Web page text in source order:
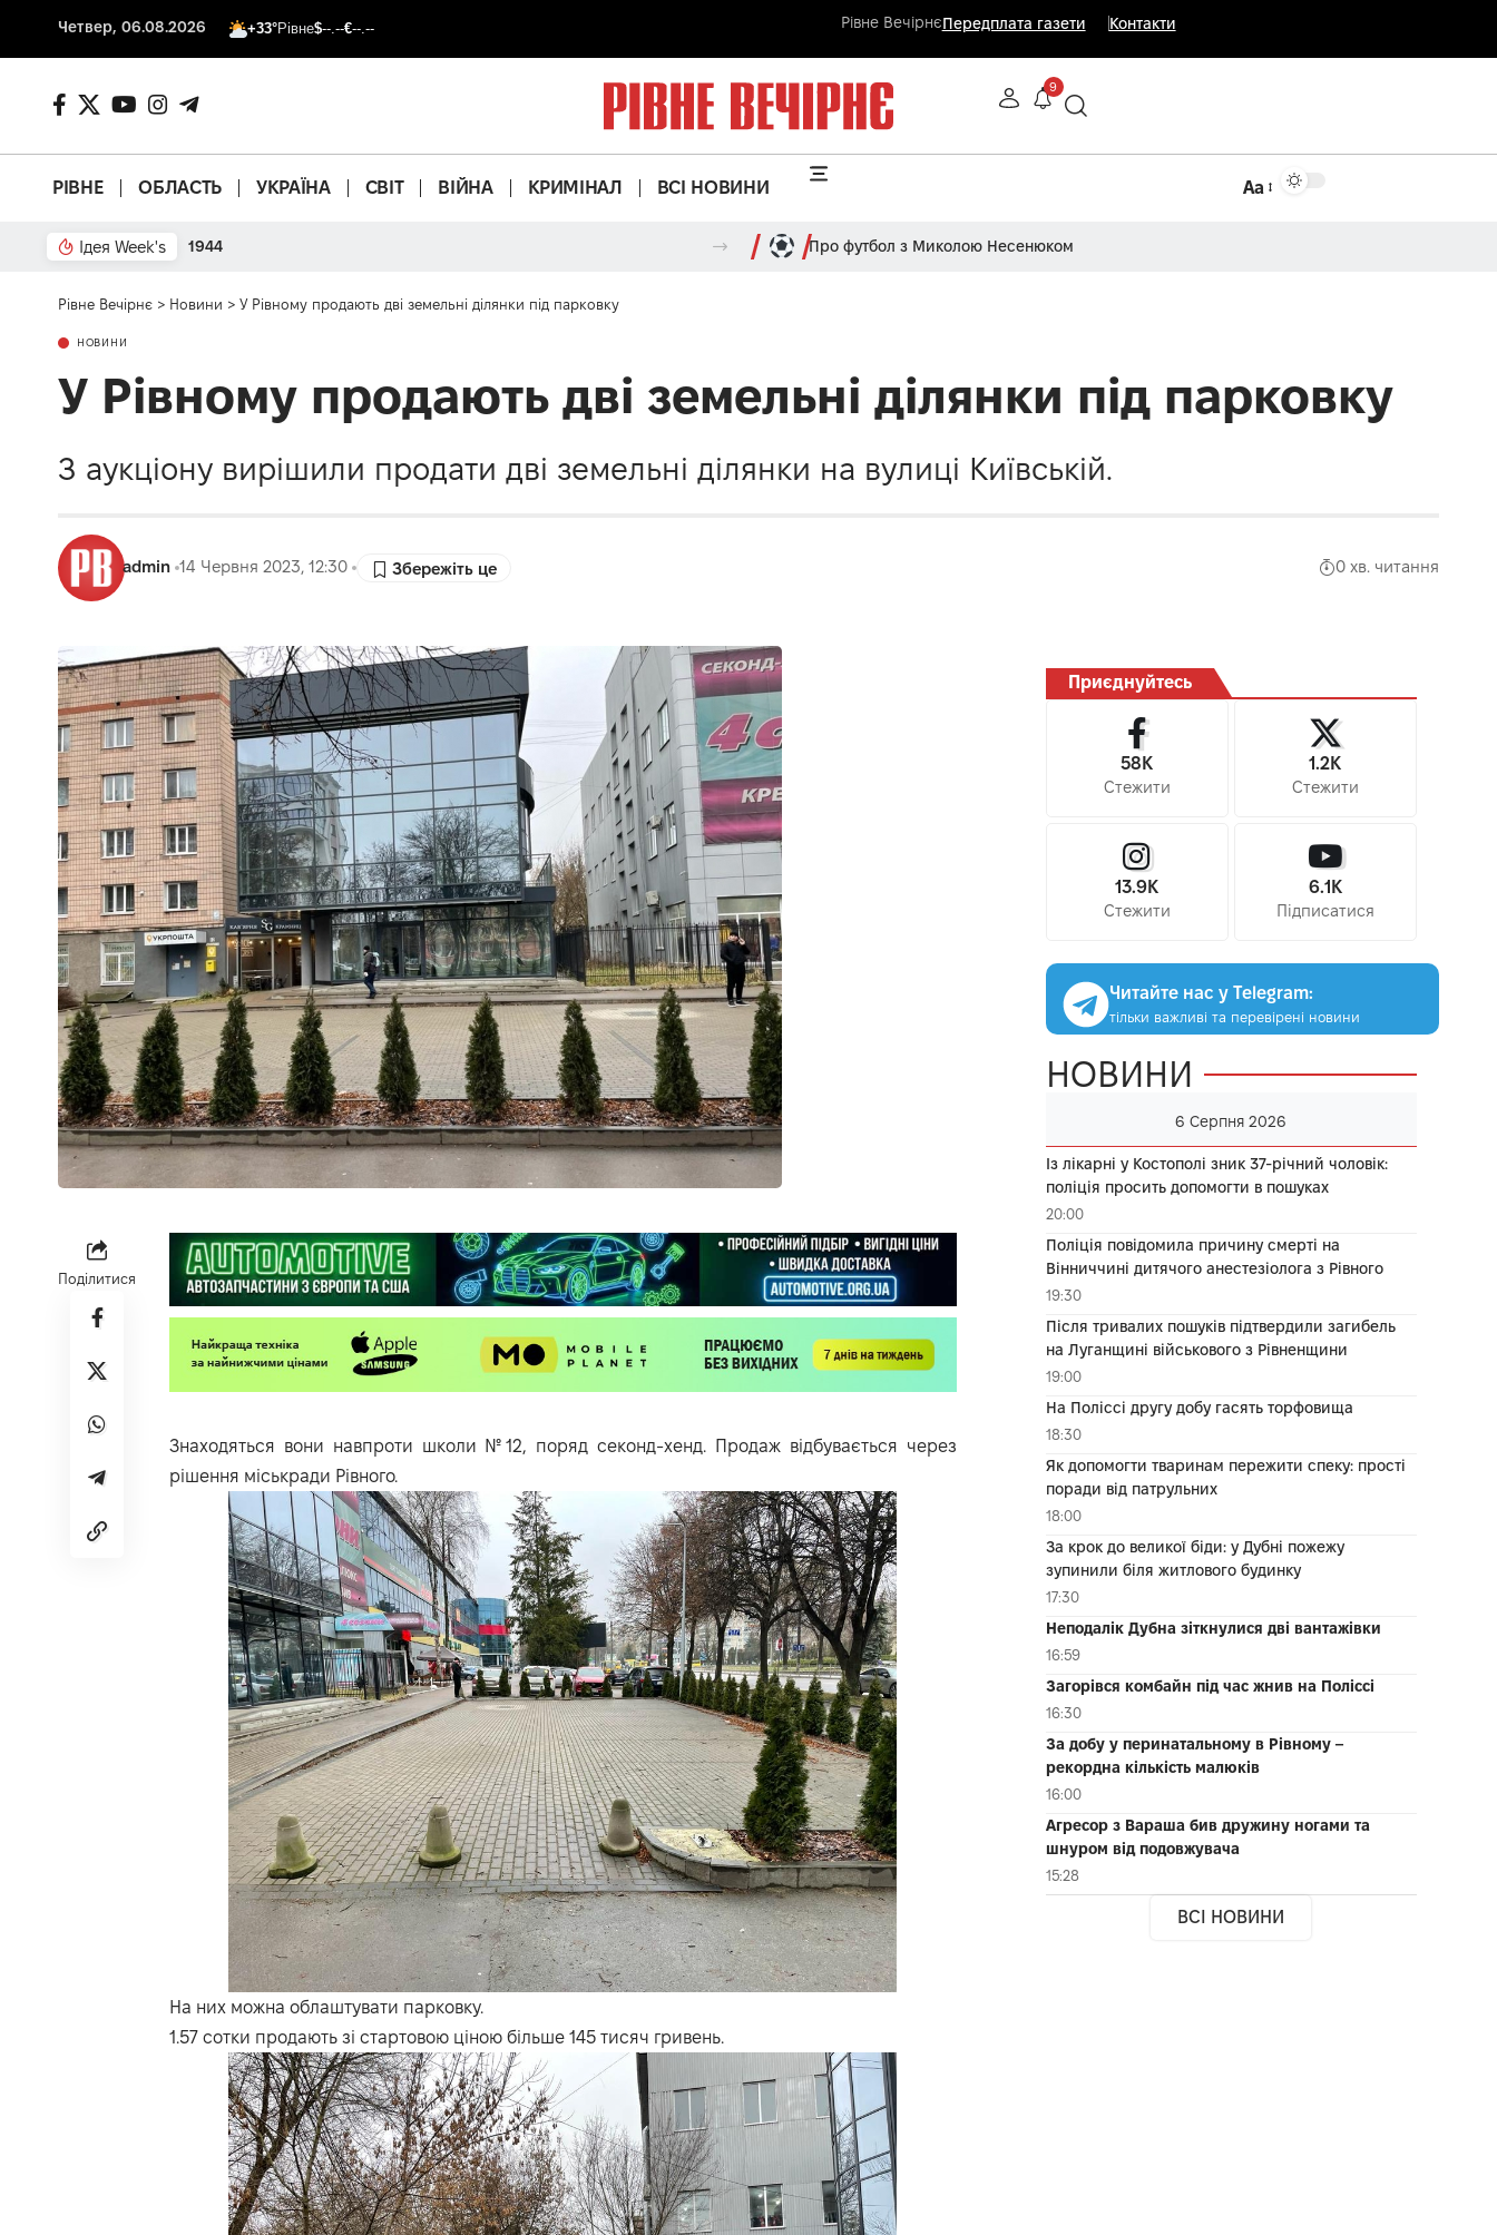
Четвер, 06.08.2026 +33°Рівне$--.--€--.-- Рівне ВечірнєПередплата газети Контакти
9
РІВНЕ ОБЛАСТЬ УКРАЇНА СВІТ ВІЙНА КРИМІНАЛ ВСІ НОВИНИ Аа
Ідея Week's 1944 Про футбол з Миколою Несенюком
Рівне Вечірнє > Новини > У Рівному продають дві земельні ділянки під парковку
НОВИНИ
У Рівному продають дві земельні ділянки під парковку
З аукціону вирішили продати дві земельні ділянки на вулиці Київській.
admin 14 Червня 2023, 12:30 0 хв. читання
Поділитися
Знаходяться вони навпроти школи №12, поряд секонд-хенд. Продаж відбувається через
рішення міськради Рівного.
На них можна облаштувати парковку.
1.57 сотки продають зі стартовою ціною більше 145 тисяч гривень.
Приєднуйтесь
58K
Стежити
1.2K
Стежити
13.9K
Стежити
6.1K
Підписатися
Читайте нас у Telegram:
тільки важливі та перевірені новини
НОВИНИ
6 Серпня 2026
Із лікарні у Костополі зник 37-річний чоловік:
поліція просить допомогти в пошуках
20:00
Поліція повідомила причину смерті на
Вінниччині дитячого анестезіолога з Рівного
19:30
Після тривалих пошуків підтвердили загибель
на Луганщині військового з Рівненщини
19:00
На Поліссі другу добу гасять торфовища
18:30
Як допомогти тваринам пережити спеку: прості
поради від патрульних
18:00
За крок до великої біди: у Дубні пожежу
зупинили біля житлового будинку
17:30
Неподалік Дубна зіткнулися дві вантажівки
16:59
Загорівся комбайн під час жнив на Поліссі
16:30
За добу у перинатальному в Рівному –
рекордна кількість малюків
16:00
Агресор з Вараша бив дружину ногами та
шнуром від подовжувача
15:28
ВСІ НОВИНИ